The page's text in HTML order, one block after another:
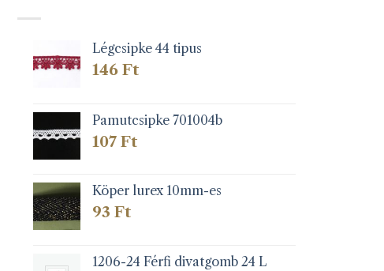
Légcsipke 44 tipus
146Ft
Pamutcsipke 701004b
107Ft
Köper lurex 10mm-es
93Ft
1206-24 Férfi divatgomb 24 L